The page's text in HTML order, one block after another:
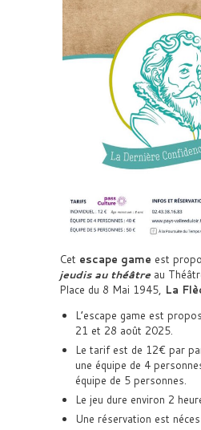
Cet escape game est
jeudis au théâtreau
Place du 8 Mai 1945, La
L’escape game est
21 et 28 août 2025.
Le tarif est de 12€ par
une équipe de 4
équipe de 5 personnes.
Le jeu dure environ 2
Une réservation est